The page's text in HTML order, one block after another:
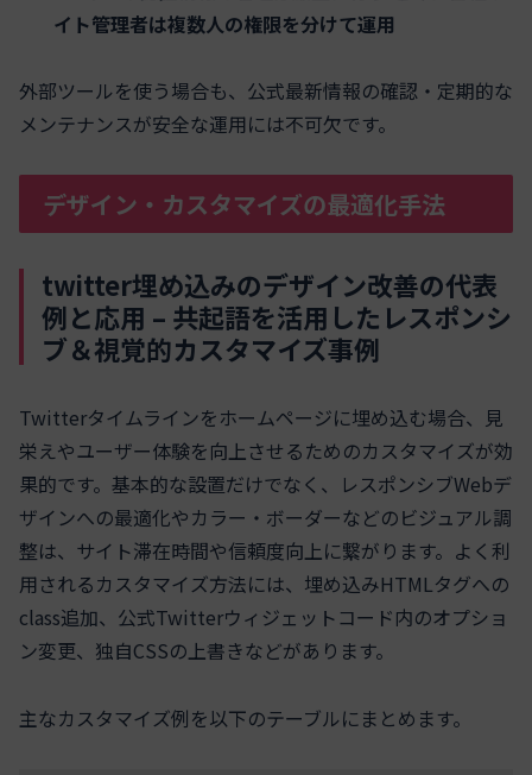
イト管理者は複数人の権限を分けて運用
外部ツールを使う場合も、公式最新情報の確認・定期的な
メンテナンスが安全な運用には不可欠です。
デザイン・カスタマイズの最適化手法
twitter埋め込みのデザイン改善の代表
例と応用 – 共起語を活用したレスポンシ
ブ＆視覚的カスタマイズ事例
Twitterタイムラインをホームページに埋め込む場合、見
栄えやユーザー体験を向上させるためのカスタマイズが効
果的です。基本的な設置だけでなく、レスポンシブWebデ
ザインへの最適化やカラー・ボーダーなどのビジュアル調
整は、サイト滞在時間や信頼度向上に繋がります。よく利
用されるカスタマイズ方法には、埋め込みHTMLタグへの
class追加、公式Twitterウィジェットコード内のオプショ
ン変更、独自CSSの上書きなどがあります。
主なカスタマイズ例を以下のテーブルにまとめます。